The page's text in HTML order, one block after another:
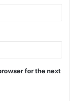
for the next